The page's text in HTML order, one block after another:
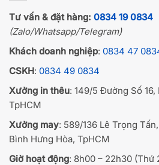
Tư vấn & đặt hàng: 0834 19 0834
(Zalo/Whatsapp/Telegram)
Khách doanh nghiệp: 0834 47
CSKH: 0834 49 0834
Xưởng in thêu: 149/5 Đường Số
TpHCM
Xưởng may: 589/136 Lê Trọng
Bình Hưng Hòa, TpHCM
Giờ hoạt động: 8h00 – 22h30 (Thứ